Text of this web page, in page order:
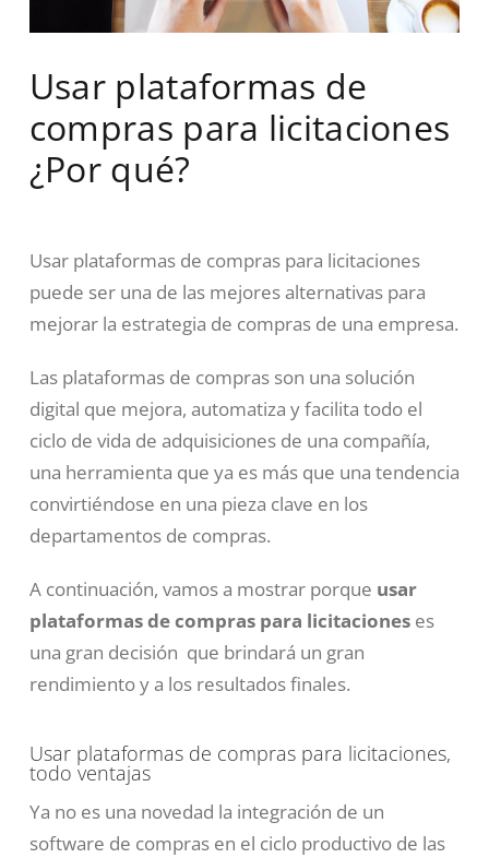
Usar plataformas de
compras para licitaciones
¿Por qué?
Usar plataformas de compras para licitaciones
puede ser una de las mejores alternativas para
mejorar la estrategia de compras de una empresa.
Las plataformas de compras son una solución
digital que mejora, automatiza y facilita todo el
ciclo de vida de adquisiciones de una compañía,
una herramienta que ya es más que una tendencia
convirtiéndose en una pieza clave en los
departamentos de compras.
A continuación, vamos a mostrar porque usar
plataformas de compras para licitacioneses
una gran decisión que brindará un gran
rendimiento y a los resultados finales.
Usar plataformas de compras para licitaciones,
todo ventajas
Ya no es una novedad la integración de un
software de compras en el ciclo productivo de las